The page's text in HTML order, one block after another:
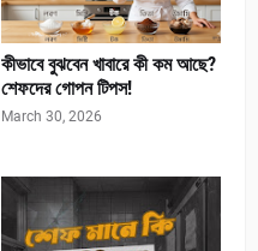
কীভাবে বুঝবেন খাবারে কী কম আছে?
শেফদের গোপন টিপস!
March 30, 2026